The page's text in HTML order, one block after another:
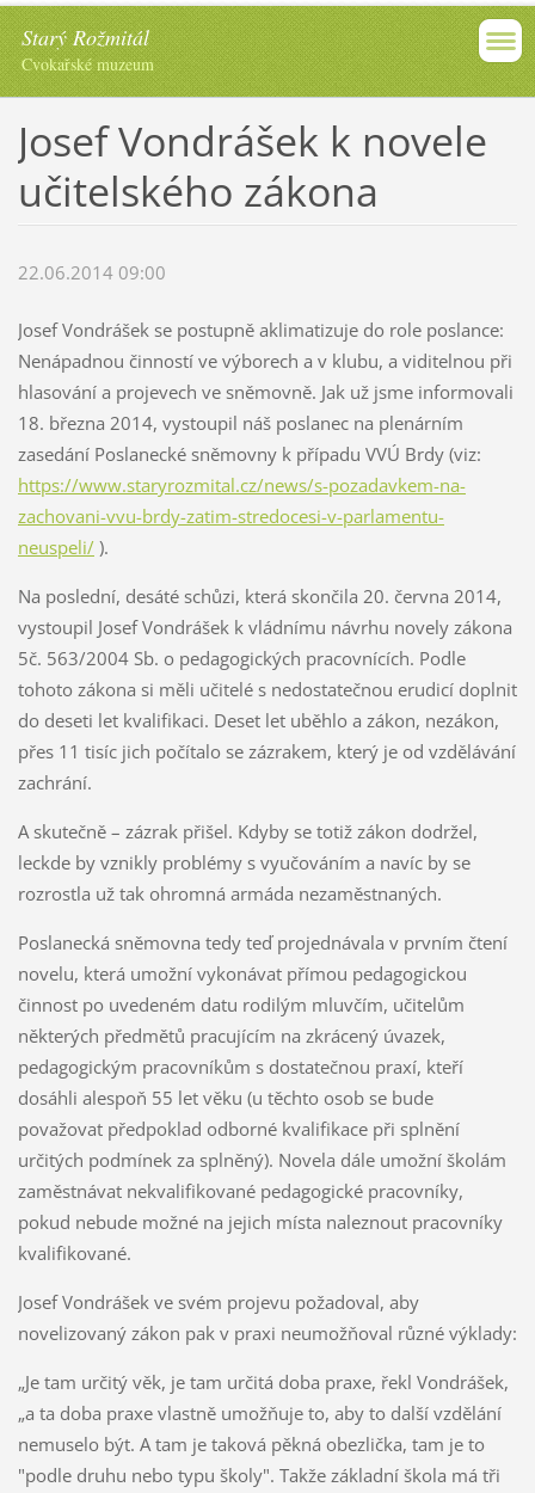
Starý Rožmitál
Cvokařské muzeum
Josef Vondrášek k novele
učitelského zákona
22.06.2014 09:00
Josef Vondrášek se postupně aklimatizuje do role poslance:
Nenápadnou činností ve výborech a v klubu, a viditelnou při
hlasování a projevech ve sněmovně. Jak už jsme informovali
18. března 2014, vystoupil náš poslanec na plenárním
zasedání Poslanecké sněmovny k případu VVÚ Brdy (viz:
https://www.staryrozmital.cz/news/s-pozadavkem-na-
zachovani-vvu-brdy-zatim-stredocesi-v-parlamentu-
neuspeli/).
Na poslední, desáté schůzi, která skončila 20. června 2014,
vystoupil Josef Vondrášek k vládnímu návrhu novely zákona
5č. 563/2004 Sb. o pedagogických pracovnících. Podle
tohoto zákona si měli učitelé s nedostatečnou erudicí doplnit
do deseti let kvalifikaci. Deset let uběhlo a zákon, nezákon,
přes 11 tisíc jich počítalo se zázrakem, který je od vzdělávání
zachrání.
A skutečně – zázrak přišel. Kdyby se totiž zákon dodržel,
leckde by vznikly problémy s vyučováním a navíc by se
rozrostla už tak ohromná armáda nezaměstnaných.
Poslanecká sněmovna tedy teď projednávala v prvním čtení
novelu, která umožní vykonávat přímou pedagogickou
činnost po uvedeném datu rodilým mluvčím, učitelům
některých předmětů pracujícím na zkrácený úvazek,
pedagogickým pracovníkům s dostatečnou praxí, kteří
dosáhli alespoň 55 let věku (u těchto osob se bude
považovat předpoklad odborné kvalifikace při splnění
určitých podmínek za splněný). Novela dále umožní školám
zaměstnávat nekvalifikované pedagogické pracovníky,
pokud nebude možné na jejich místa naleznout pracovníky
kvalifikované.
Josef Vondrášek ve svém projevu požadoval, aby
novelizovaný zákon pak v praxi neumožňoval různé výklady:
„Je tam určitý věk, je tam určitá doba praxe, řekl Vondrášek,
„a ta doba praxe vlastně umožňuje to, aby to další vzdělání
nemuselo být. A tam je taková pěkná obezlička, tam je to
"podle druhu nebo typu školy". Takže základní škola má tři